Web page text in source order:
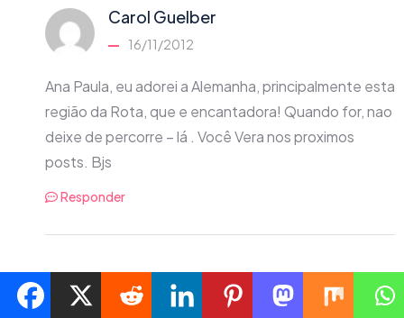
Carol Guelber
16/11/2012
Ana Paula, eu adorei a Alemanha, principalmente esta
região da Rota, que e encantadora! Quando for, nao
deixe de percorre – lá . Você Vera nos proximos
posts. Bjs
Responder
LENITA
17/02/2014